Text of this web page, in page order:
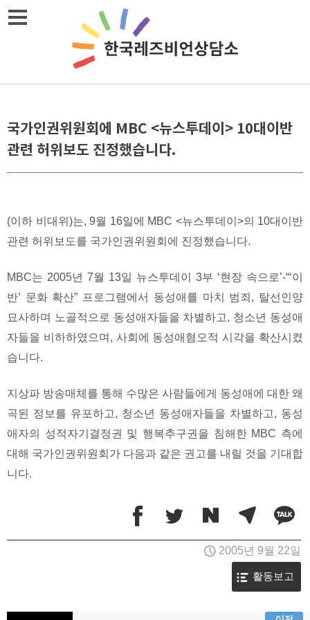
Skip
국가인권위원회에 MBC <뉴스투데이> 10대이반
관련 허위보도 진정했습니다.
(이하 비대위)는, 9월 16일에 MBC <뉴스투데이>의 10대이반
관련 허위보도를 국가인권위원회에 진정했습니다.
MBC는 2005년 7월 13일 뉴스투데이 3부 ‘현장 속으로’-“‘이
반’ 문화 확산” 프로그램에서 동성애를 마치 범죄, 탈선인양
묘사하며 노골적으로 동성애자들을 차별하고, 청소년 동성애
자들을 비하하였으며, 사회에 동성애혐오적 시각을 확산시켰
습니다.
지상파 방송매체를 통해 수많은 사람들에게 동성애에 대한 왜
곡된 정보를 유포하고, 청소년 동성애자들을 차별하고, 동성
애자의 성적자기결정권 및 행복추구권을 침해한 MBC 측에
대해 국가인권위원회가 다음과 같은 권고를 내릴 것을 기대합
니다.
2005년 9월 22일
활동보고